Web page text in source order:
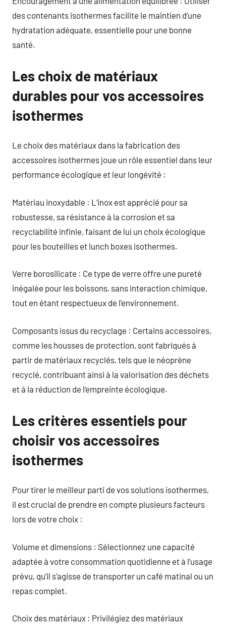
des contenants isothermes facilite le maintien d’une
hydratation adéquate, essentielle pour une bonne
santé.
Les choix de matériaux
durables pour vos accessoires
isothermes
Le choix des matériaux dans la fabrication des
accessoires isothermes joue un rôle essentiel dans leur
performance écologique et leur longévité :
Matériau inoxydable : L’inox est apprécié pour sa
robustesse, sa résistance à la corrosion et sa
recyclabilité infinie, faisant de lui un choix écologique
pour les bouteilles et lunch boxes isothermes.
Verre borosilicate : Ce type de verre offre une pureté
inégalée pour les boissons, sans interaction chimique,
tout en étant respectueux de l’environnement.
Composants issus du recyclage : Certains accessoires,
comme les housses de protection, sont fabriqués à
partir de matériaux recyclés, tels que le néoprène
recyclé, contribuant ainsi à la valorisation des déchets
et à la réduction de l’empreinte écologique.
Les critères essentiels pour
choisir vos accessoires
isothermes
Pour tirer le meilleur parti de vos solutions isothermes,
il est crucial de prendre en compte plusieurs facteurs
lors de votre choix :
Volume et dimensions : Sélectionnez une capacité
adaptée à votre consommation quotidienne et à l’usage
prévu, qu’il s’agisse de transporter un café matinal ou un
repas complet.
Choix des matériaux : Privilégiez des matériaux